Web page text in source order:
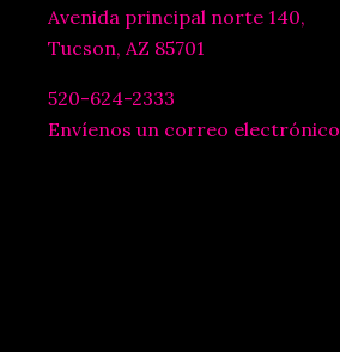
Avenida principal norte 140,
Tucson, AZ 85701
520-624-2333
Envíenos un correo electrónico